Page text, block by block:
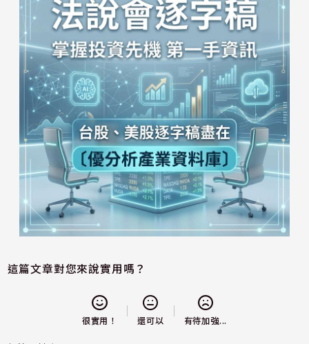
這篇文章對您來說實用嗎？
很實用！ 還可以 有待加強...